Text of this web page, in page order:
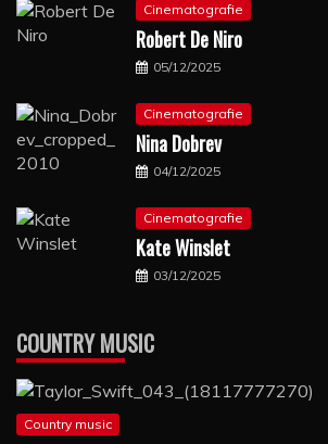
Cinematografie
Robert De Niro
05/12/2025
Cinematografie
Nina Dobrev
04/12/2025
Cinematografie
Kate Winslet
03/12/2025
COUNTRY MUSIC
Country music